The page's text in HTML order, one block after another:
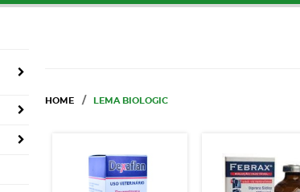
HOME LEMA BIOLOGIC